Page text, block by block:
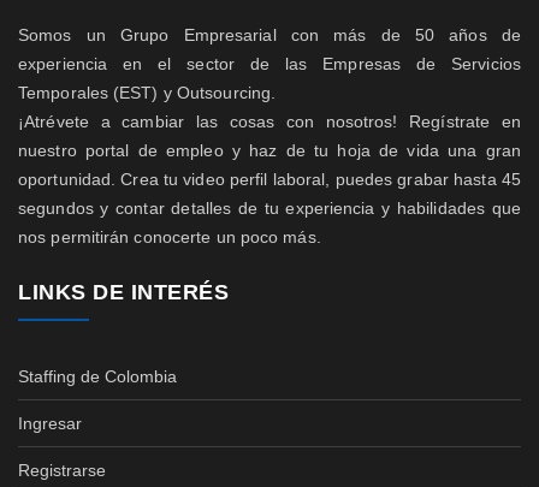
Somos un Grupo Empresarial con más de 50 años de
experiencia en el sector de las Empresas de Servicios
Temporales (EST) y Outsourcing.
¡Atrévete a cambiar las cosas con nosotros! Regístrate en
nuestro portal de empleo y haz de tu hoja de vida una gran
oportunidad. Crea tu video perfil laboral, puedes grabar hasta 45
segundos y contar detalles de tu experiencia y habilidades que
nos permitirán conocerte un poco más.
LINKS DE INTERÉS
Staffing de Colombia
Ingresar
Registrarse